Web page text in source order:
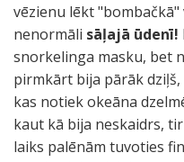
vēzienu lēkt
nenormāli sāļajā ūdenī!
snorkelinga masku, bet
pirmkārt bija pārāk
kas notiek okeāna
kaut kā bija neskaidrs,
laiks palēnām tuvoties